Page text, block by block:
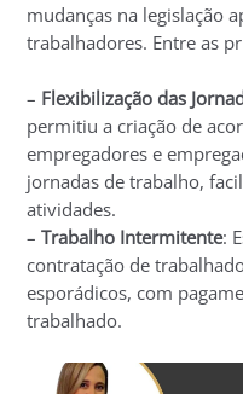
mudanças na legislação
trabalhadores. Entre as
– Flexibilização das
permitiu a criação de
empregadores e
jornadas de trabalho,
atividades.
–Trabalho Intermitente:
contratação de
esporádicos, com
trabalhado.